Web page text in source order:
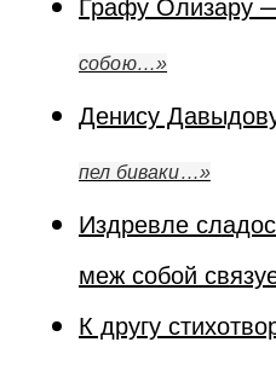
собою…»
Денису
пел биваки…»
Издревле
меж собой
К другу